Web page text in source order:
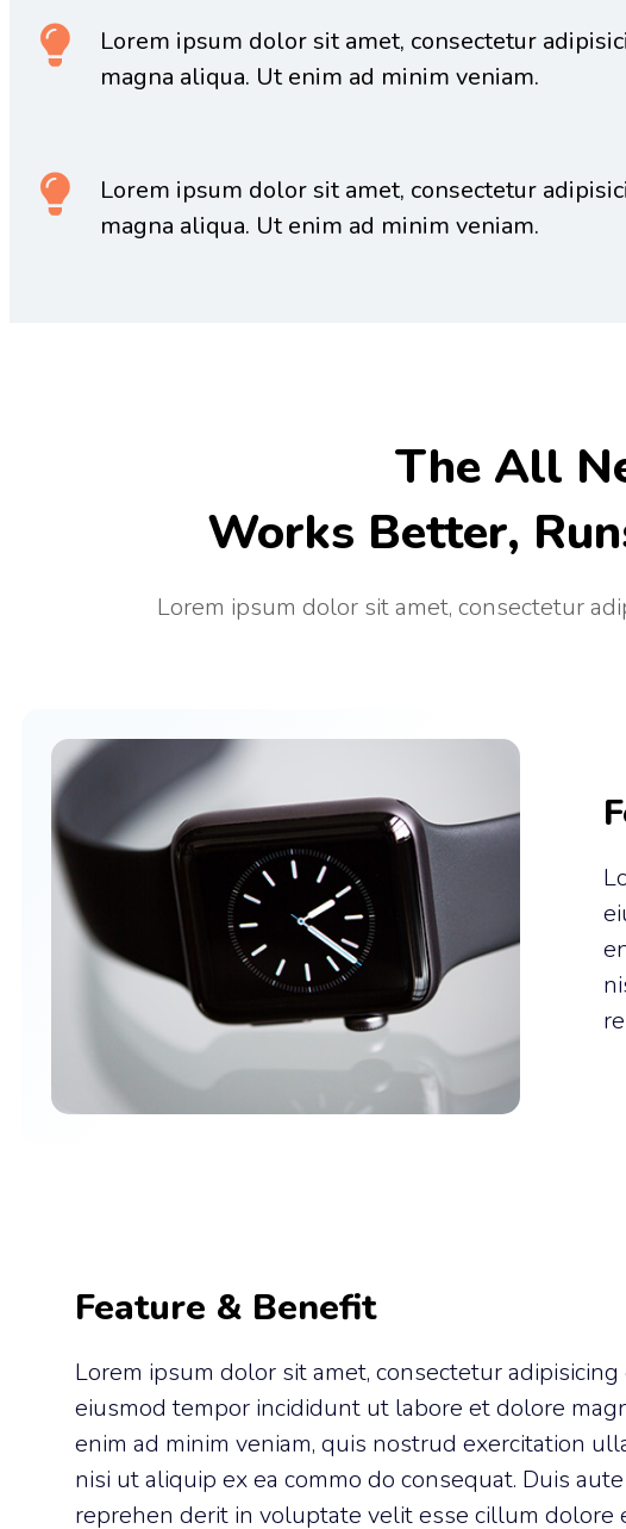
Lorem ipsum dolor sit amet, consectetur
magna aliqua. Ut enim ad minim veniam.
Lorem ipsum dolor sit amet, consectetur
magna aliqua. Ut enim ad minim veniam.
The All
Works Better,
Lorem ipsum dolor sit amet, consectetur
Feature & Benefit
Lorem ipsum dolor sit amet, consectetur adipisicing
eiusmod tempor incididunt ut labore et dolore
enim ad minim veniam, quis nostrud exercitation
nisi ut aliquip ex ea commo do consequat. Duis
reprehen derit in voluptate velit esse cillum dolore